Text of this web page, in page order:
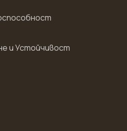
и Устойчивост